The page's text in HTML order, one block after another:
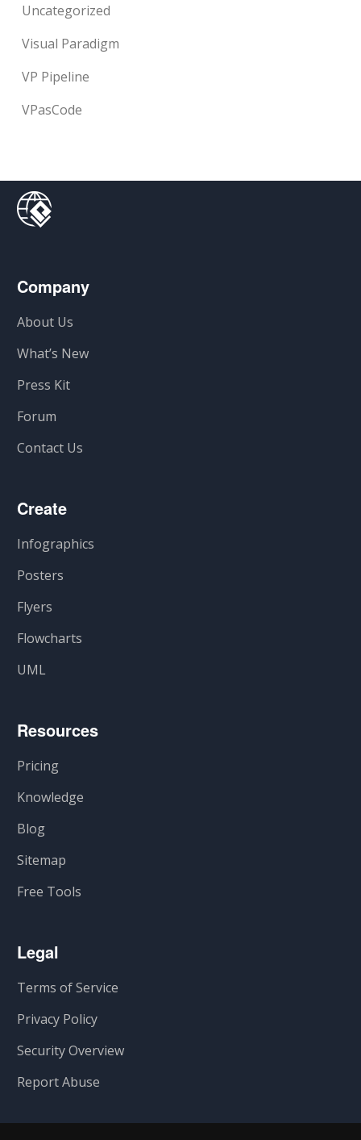
Uncategorized
Visual Paradigm
VP Pipeline
VPasCode
Company
About Us
What’s New
Press Kit
Forum
Contact Us
Create
Infographics
Posters
Flyers
Flowcharts
UML
Resources
Pricing
Knowledge
Blog
Sitemap
Free Tools
Legal
Terms of Service
Privacy Policy
Security Overview
Report Abuse